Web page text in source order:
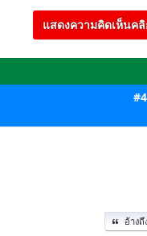
แสดงความคิดเห็นค
อ้างถึ